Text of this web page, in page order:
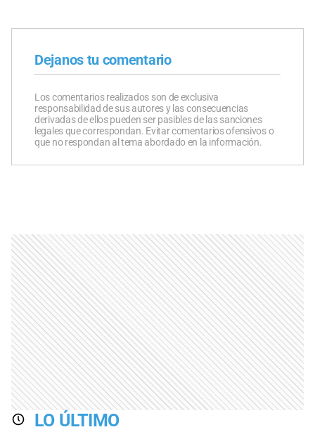
Dejanos tu comentario
Los comentarios realizados son de exclusiva
responsabilidad de sus autores y las consecuencias
derivadas de ellos pueden ser pasibles de las sanciones
legales que correspondan. Evitar comentarios ofensivos o
que no respondan al tema abordado en la información.
LO ÚLTIMO